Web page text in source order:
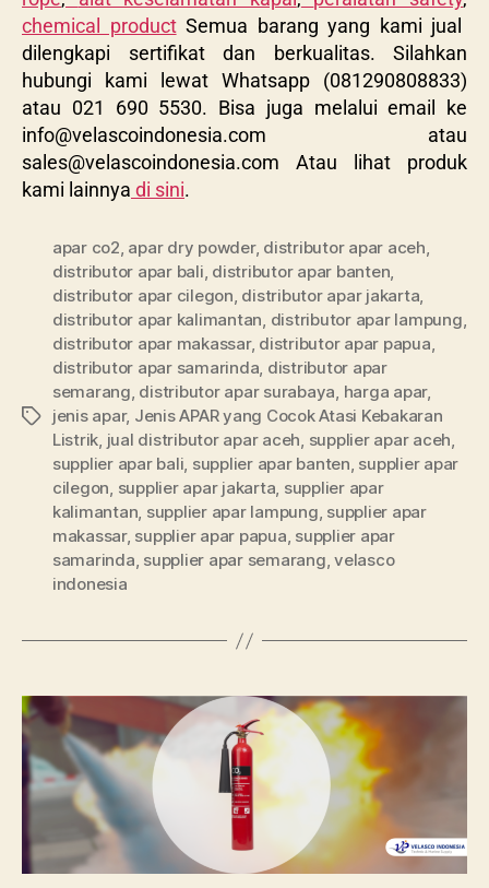
chemical productSemua barang yang kami jual
dilengkapi sertifikat dan berkualitas. Silahkan
hubungi kami lewat Whatsapp (081290808833)
atau 021 690 5530. Bisa juga melalui email ke
info@velascoindonesia.com atau
sales@velascoindonesia.com Atau lihat produk
kami lainnya di sini.
apar co2, apar dry powder, distributor apar aceh,
distributor apar bali, distributor apar banten,
distributor apar cilegon, distributor apar jakarta,
distributor apar kalimantan, distributor apar lampung,
distributor apar makassar, distributor apar papua,
distributor apar samarinda, distributor apar
semarang, distributor apar surabaya, harga apar,
jenis apar, Jenis APAR yang Cocok Atasi Kebakaran
Listrik, jual distributor apar aceh, supplier apar aceh,
supplier apar bali, supplier apar banten, supplier apar
cilegon, supplier apar jakarta, supplier apar
kalimantan, supplier apar lampung, supplier apar
makassar, supplier apar papua, supplier apar
samarinda, supplier apar semarang,velasco
indonesia